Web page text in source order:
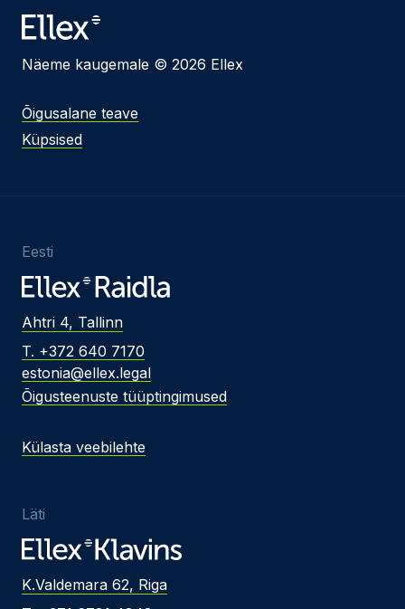
Näeme kaugemale © 2026 Ellex
Õigusalane teave
Küpsised
Eesti
Ahtri 4, Tallinn
T. +372 640 7170
estonia@ellex.legal
Õigusteenuste tüüptingimused
Külasta veebilehte
Läti
K.Valdemara 62, Riga